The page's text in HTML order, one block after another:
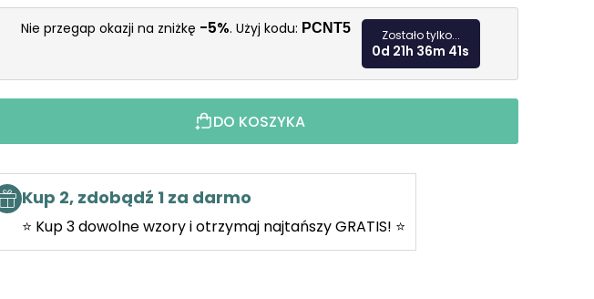
Cena
Nie przegap okazji na zniżkę -5%. Użyj kodu: PCNT5 Zostało tylko...
0d 21h 36m 39s
DO KOSZYKA
Kup 2, zdobądź 1 za darmo
⭐ Kup 3 dowolne wzory i otrzymaj najtańszy GRATIS! ⭐